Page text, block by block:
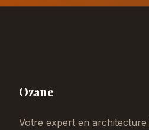
Ozane
Votre expert en architecture